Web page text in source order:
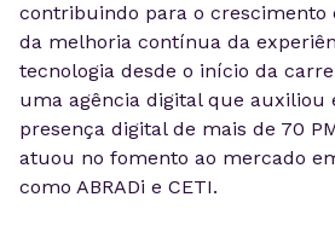
contribuindo para o crescimento
da melhoria contínua da
tecnologia desde o início da
uma agência digital que
presença digital de mais de 70
atuou no fomento ao mercado
como ABRADi e CETI.